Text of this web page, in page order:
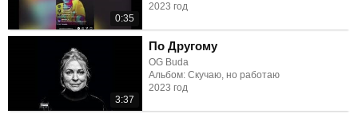
0:35
2023 год
3:37
По Другому
OG Buda
Альбом: Скучаю, но работаю
2023 год